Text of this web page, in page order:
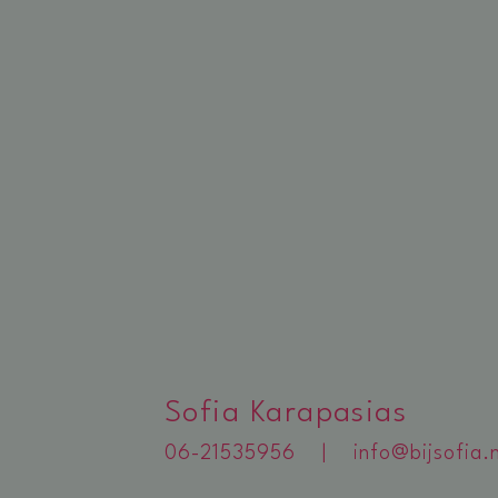
Sofia Karapasias
06-21535956 |